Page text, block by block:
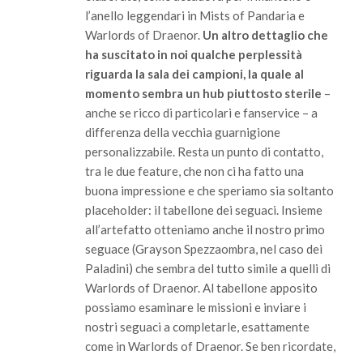
l’anello leggendari in Mists of Pandaria e
Warlords of Draenor. Un altro dettaglio che
ha suscitato in noi qualche perplessità
riguarda la sala dei campioni, la quale al
momento sembra un hub piuttosto sterile –
anche se ricco di particolari e fanservice – a
differenza della vecchia guarnigione
personalizzabile. Resta un punto di contatto,
tra le due feature, che non ci ha fatto una
buona impressione e che speriamo sia soltanto
placeholder: il tabellone dei seguaci. Insieme
all’artefatto otteniamo anche il nostro primo
seguace (Grayson Spezzaombra, nel caso dei
Paladini) che sembra del tutto simile a quelli di
Warlords of Draenor. Al tabellone apposito
possiamo esaminare le missioni e inviare i
nostri seguaci a completarle, esattamente
come in Warlords of Draenor. Se ben ricordate,